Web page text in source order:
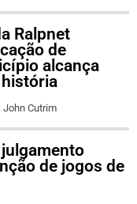
Ralpnet
de
alcança
John Cutrim
de jogos de